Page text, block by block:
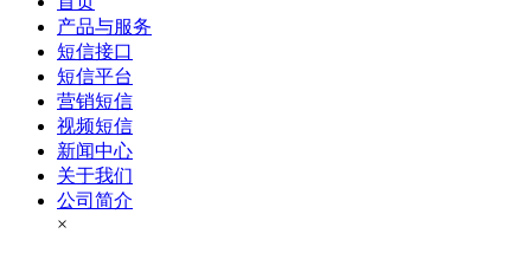
产品与服务
短信接口
短信平台
营销短信
视频短信
新闻中心
关于我们
公司简介
×